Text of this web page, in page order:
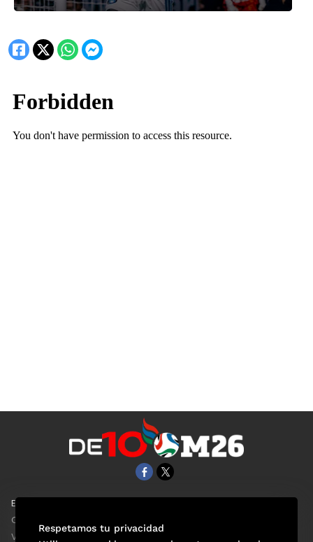
EL UNIVERSAL
Clase
ViveUSA
Respetamos tu privacidad